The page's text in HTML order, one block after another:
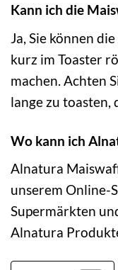
Kann ich die
Ja, Sie können
kurz im Toaster
machen. Achten
lange zu toasten,
Wo kann ich
Alnatura
unserem Online-
Supermärkten
Alnatura